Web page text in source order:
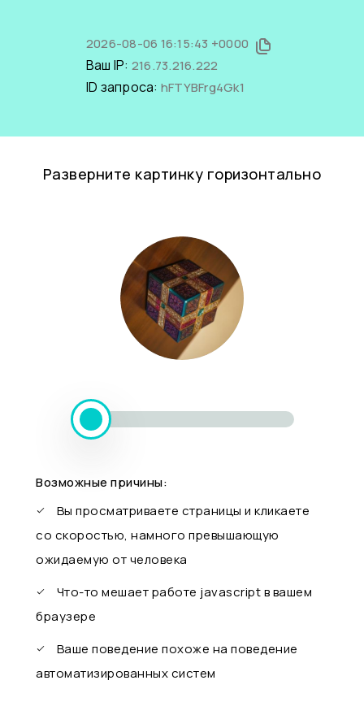
2026-08-06 16:15:43 +0000
Ваш IP: 216.73.216.222
ID запроса: hFTYBFrg4Gk1
Разверните картинку горизонтально
Возможные причины:
Вы просматриваете страницы и кликаете
со скоростью, намного превышающую
ожидаемую от человека
Что-то мешает работе javascript в вашем
браузере
Ваше поведение похоже на поведение
автоматизированных систем